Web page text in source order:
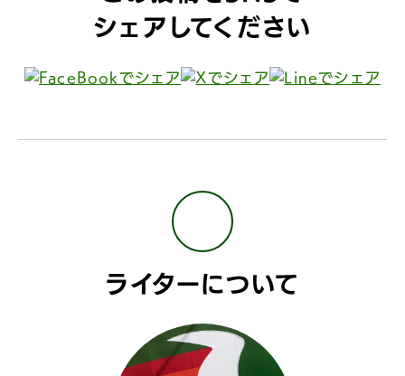
シェアしてください
ライターについて